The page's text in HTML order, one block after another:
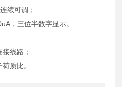
续可调；
，三位半数字显示。
线路；
质比。